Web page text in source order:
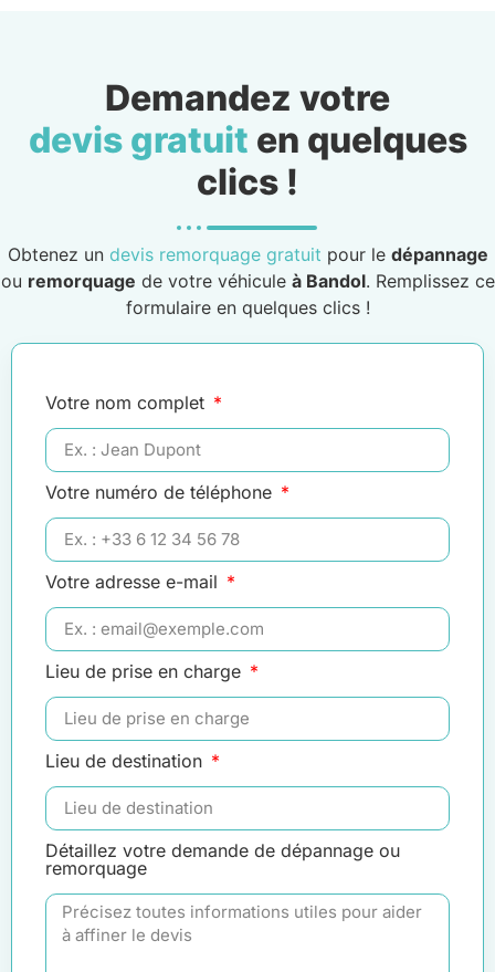
Demandez votre
devis gratuit en quelques
clics !
Obtenez un devis remorquage gratuit pour le dépannage
ou remorquage de votre véhicule à Bandol. Remplissez ce
formulaire en quelques clics !
Votre nom complet
Votre numéro de téléphone
Votre adresse e-mail
Lieu de prise en charge
Lieu de destination
Détaillez votre demande de dépannage ou
remorquage